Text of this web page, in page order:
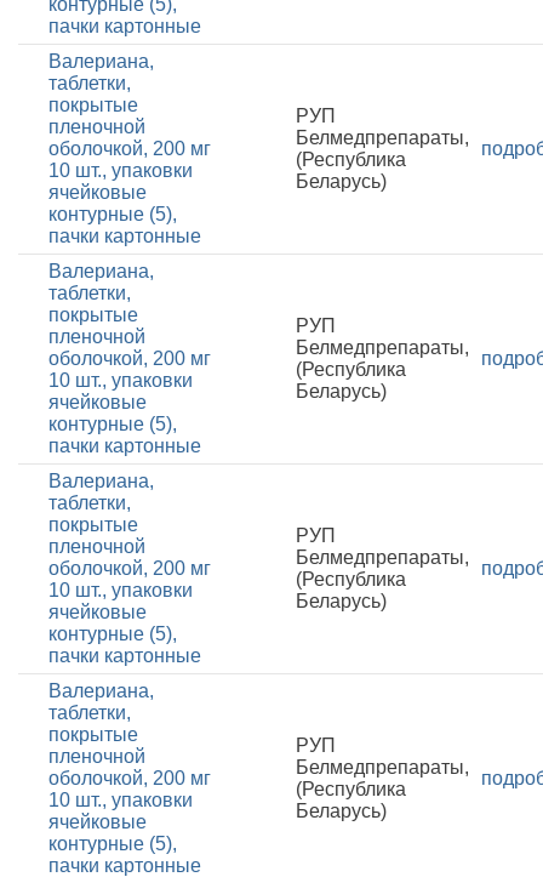
контурные (5),
пачки картонные
Валериана,
таблетки,
покрытые
пленочной
оболочкой, 200 мг
10 шт., упаковки
ячейковые
контурные (5),
пачки картонные
РУП
Белмедпрепараты,
(Республика
Беларусь)
Валериана,
таблетки,
покрытые
пленочной
оболочкой, 200 мг
10 шт., упаковки
ячейковые
контурные (5),
пачки картонные
РУП
Белмедпрепараты,
(Республика
Беларусь)
Валериана,
таблетки,
покрытые
пленочной
оболочкой, 200 мг
10 шт., упаковки
ячейковые
контурные (5),
пачки картонные
РУП
Белмедпрепараты,
(Республика
Беларусь)
Валериана,
таблетки,
покрытые
пленочной
оболочкой, 200 мг
10 шт., упаковки
ячейковые
контурные (5),
пачки картонные
РУП
Белмедпрепараты,
(Республика
Беларусь)